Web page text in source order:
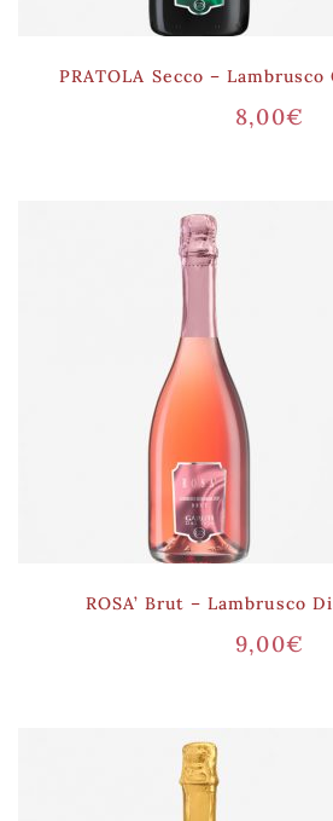
PRATOLA Secco – Lambrusco
8,00€
ROSA’ Brut – Lambrusco
9,00€